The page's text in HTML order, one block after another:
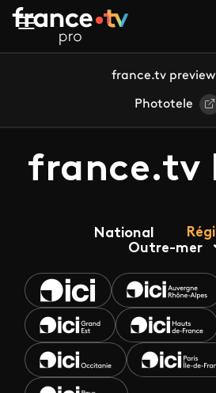
Aller au contenu principal
france.tv preview
Phototele
france.tv
National
Outre-mer